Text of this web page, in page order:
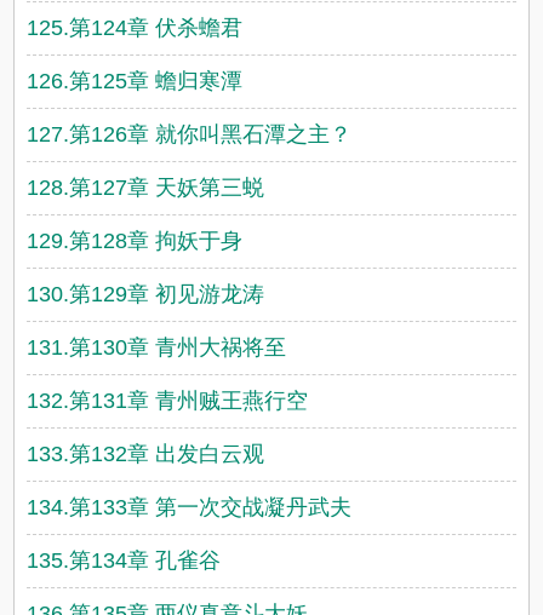
125.第124章 伏杀蟾君
126.第125章 蟾归寒潭
127.第126章 就你叫黑石潭之主？
128.第127章 天妖第三蜕
129.第128章 拘妖于身
130.第129章 初见游龙涛
131.第130章 青州大祸将至
132.第131章 青州贼王燕行空
133.第132章 出发白云观
134.第133章 第一次交战凝丹武夫
135.第134章 孔雀谷